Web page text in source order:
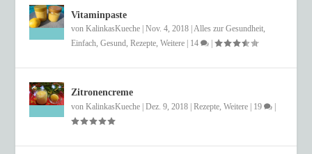
Vitaminpaste
vonKalinkasKueche |Nov. 4, 2018 |Alles zur Gesundheit,
Einfach,Gesund,Rezepte,Weitere 14 |
Zitronencreme
vonKalinkasKueche |Dez. 9, 2018 |Rezepte,Weitere 19